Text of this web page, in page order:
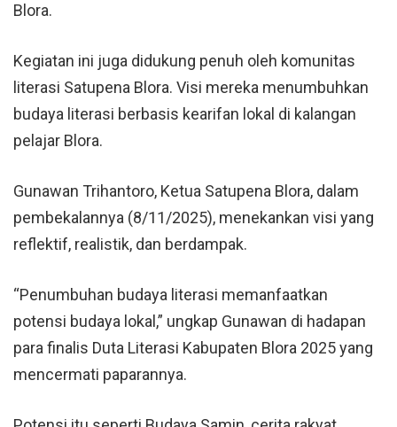
Blora.
Kegiatan ini juga didukung penuh oleh komunitas
literasi Satupena Blora. Visi mereka menumbuhkan
budaya literasi berbasis kearifan lokal di kalangan
pelajar Blora.
Gunawan Trihantoro, Ketua Satupena Blora, dalam
pembekalannya (8/11/2025), menekankan visi yang
reflektif, realistik, dan berdampak.
“Penumbuhan budaya literasi memanfaatkan
potensi budaya lokal,” ungkap Gunawan di hadapan
para finalis Duta Literasi Kabupaten Blora 2025 yang
mencermati paparannya.